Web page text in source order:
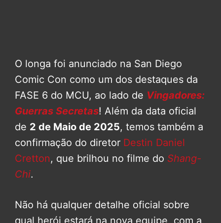
O longa foi anunciado na San Diego
Comic Con como um dos destaques da
FASE 6 do MCU, ao lado de Vingadores:
Guerras Secretas! Além da data oficial
de 2 de Maio de 2025, temos também a
confirmação do diretor Destin Daniel
Cretton, que brilhou no filme do Shang-
Chi.
Não há qualquer detalhe oficial sobre
qual herói estará na nova equipe, com a